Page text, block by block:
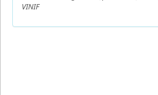
VINIF